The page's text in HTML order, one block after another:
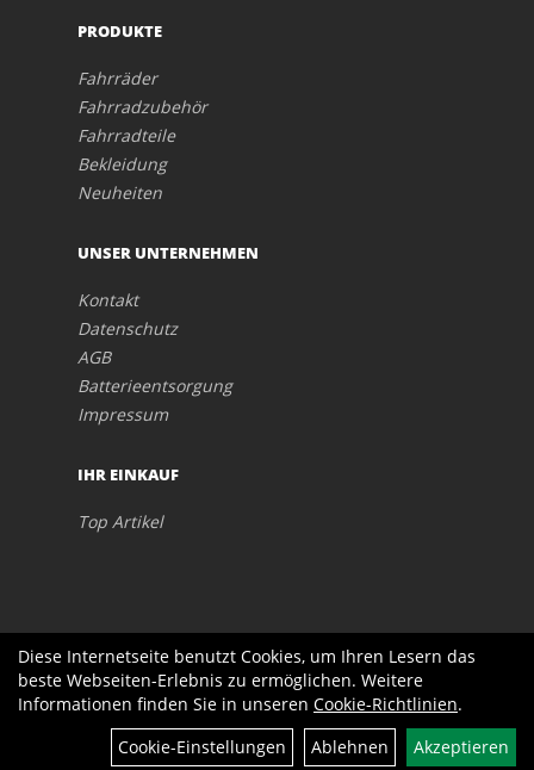
PRODUKTE
Fahrräder
Fahrradzubehör
Fahrradteile
Bekleidung
Neuheiten
UNSER UNTERNEHMEN
Kontakt
Datenschutz
AGB
Batterieentsorgung
Impressum
IHR EINKAUF
Top Artikel
Diese Internetseite benutzt Cookies, um Ihren Lesern das
beste Webseiten-Erlebnis zu ermöglichen. Weitere
Informationen finden Sie in unseren Cookie-Richtlinien.
Cookie-Einstellungen
Ablehnen Akzeptieren